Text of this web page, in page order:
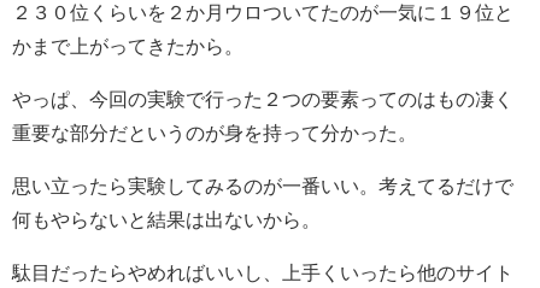
２３０位くらいを２か月ウロついてたのが一気に１９位と
かまで上がってきたから。
やっぱ、今回の実験で行った２つの要素ってのはもの凄く
重要な部分だというのが身を持って分かった。
思い立ったら実験してみるのが一番いい。考えてるだけで
何もやらないと結果は出ないから。
駄目だったらやめればいいし、上手くいったら他のサイト